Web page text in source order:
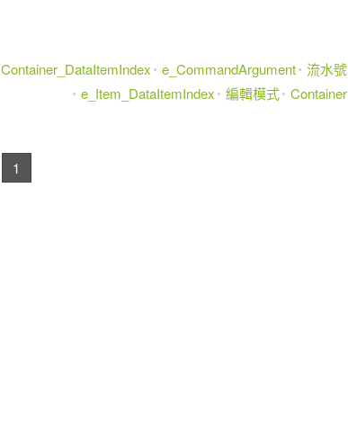
Container_DataItemIndex e_CommandArgument 流水號
e_Item_DataItemIndex
編輯模式 Container
1